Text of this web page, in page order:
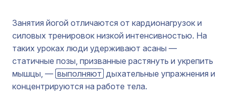
Занятия йогой отличаются от кардионагрузок и
силовых тренировок низкой интенсивностью. На
таких уроках люди удерживают асаны —
статичные позы, призванные растянуть и укрепить
мышцы, — выполняют дыхательные упражнения и
концентрируются на работе тела.